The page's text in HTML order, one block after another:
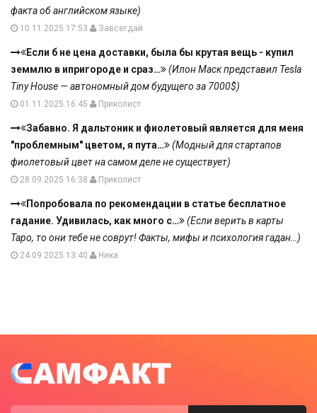
факта об английском языке)
10.11.2025 17:53 Завсегдай
Если б не цена доставки, была бы крутая вещь - купил
земмлю в ипригороде и сраз…
(Илон Маск представил Tesla
Tiny House — автономный дом будущего за 7000$)
01.11.2025 16:45 Приколист
Забавно. Я дальтоник и фиолетовый является для меня
"проблемным" цветом, я пута…
(Модный для стартапов
фиолетовый цвет на самом деле не существует)
28.09.2025 16:38 Приколист
Попробовала по рекомендации в статье бесплатное
гадание. Удивилась, как много с…
(Если верить в карты
Таро, то они тебе не соврут! Факты, мифы и психология гадан…)
24.09.2025 13:40 Ника